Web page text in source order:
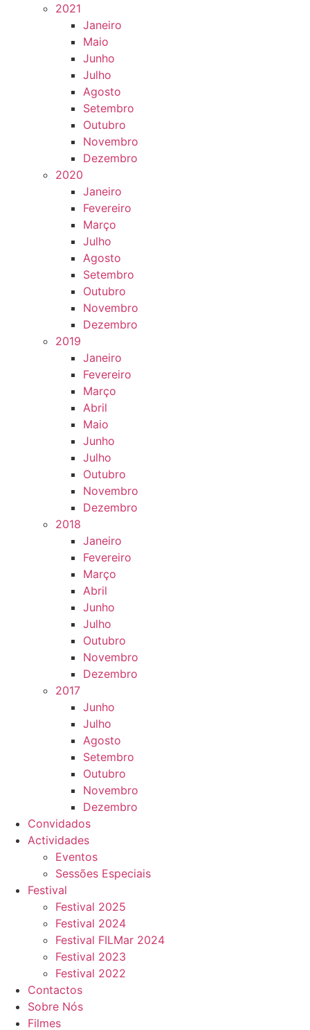
2021
Janeiro
Maio
Junho
Julho
Agosto
Setembro
Outubro
Novembro
Dezembro
2020
Janeiro
Fevereiro
Março
Julho
Agosto
Setembro
Outubro
Novembro
Dezembro
2019
Janeiro
Fevereiro
Março
Abril
Maio
Junho
Julho
Outubro
Novembro
Dezembro
2018
Janeiro
Fevereiro
Março
Abril
Junho
Julho
Outubro
Novembro
Dezembro
2017
Junho
Julho
Agosto
Setembro
Outubro
Novembro
Dezembro
Convidados
Actividades
Eventos
Sessões Especiais
Festival
Festival 2025
Festival 2024
Festival FILMar 2024
Festival 2023
Festival 2022
Contactos
Sobre Nós
Filmes